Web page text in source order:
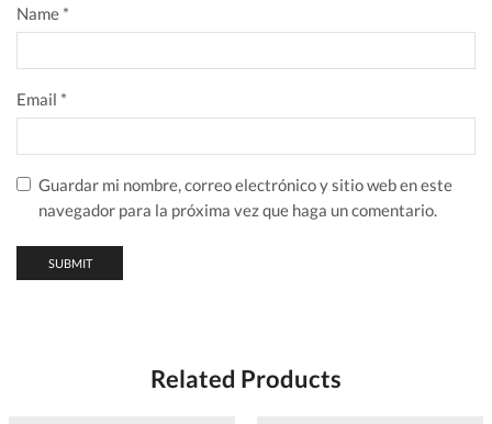
Name *
Email *
Guardar mi nombre, correo electrónico y sitio web en este
navegador para la próxima vez que haga un comentario.
Related Products